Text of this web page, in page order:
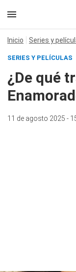
Inicio Series y
SERIES Y PELÍCULAS
¿De qué
11 de agosto 2025 -